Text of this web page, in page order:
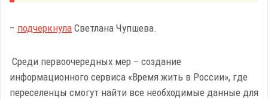
– подчеркнула Светлана Чупшева.
Среди первоочередных мер – создание
информационного сервиса «Время жить в России», где
переселенцы смогут найти все необходимые данные для